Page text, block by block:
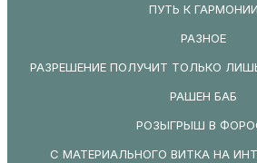
ПУТЬ К ГАРМОНИИ
РАЗНОЕ
РАЗРЕШЕНИЕ ПОЛУЧИТ ТОЛЬКО
РАШЕН БАБ
РОЗЫГРЫШ В
С МАТЕРИАЛЬНОГО ВИТКА НА